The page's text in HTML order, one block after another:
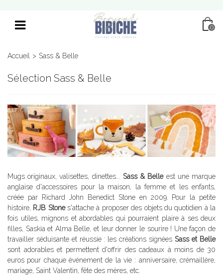
0
Accueil > Sass & Belle
Sélection Sass & Belle
Mugs originaux, valisettes, dinettes... Sass & Belleest une marque
anglaise d'accessoires pour la maison, la femme et les enfants,
créée par Richard John Benedict Stone en 2009. Pour la petite
histoire, RJB Stones'attache à proposer des objets du quotidien à la
fois utiles, mignons et abordables qui pourraient plaire à ses deux
filles, Saskia et Alma Belle, et leur donner le sourire ! Une façon de
travailler séduisante et réussie : les créations signées Sass et Belle
sont adorables et permettent d'offrir des cadeaux à moins de 30
euros pour chaque événement de la vie : anniversaire, crémaillère,
mariage, Saint Valentin, fête des mères, etc.